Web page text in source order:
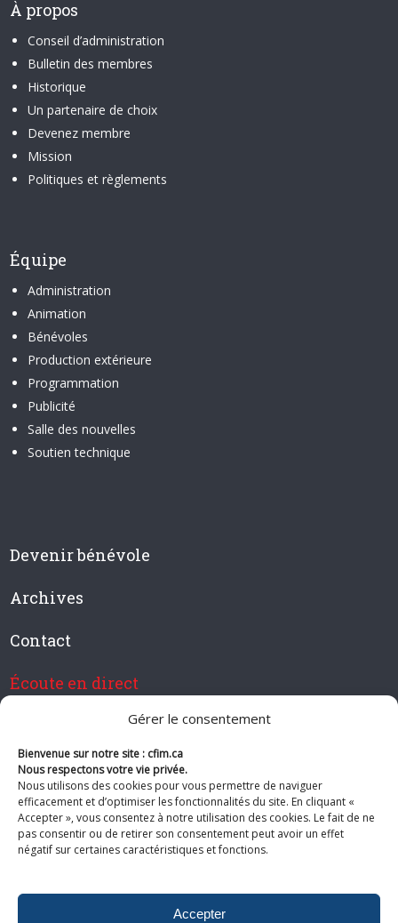
Gérer le consentement
Bienvenue sur notre site : cfim.ca
Nous respectons votre vie privée.
Nous utilisons des cookies pour vous permettre de naviguer
efficacement et d’optimiser les fonctionnalités du site. En cliquant «
Accepter », vous consentez à notre utilisation des cookies. Le fait de ne
pas consentir ou de retirer son consentement peut avoir un effet
négatif sur certaines caractéristiques et fonctions.
Accepter
À propos
Conseil d’administration
Bulletin des membres
Historique
Un partenaire de choix
Devenez membre
Mission
Politiques et règlements
Équipe
Administration
Animation
Bénévoles
Production extérieure
Programmation
Publicité
Salle des nouvelles
Soutien technique
Devenir bénévole
Archives
Contact
Écoute en direct
Devenir membre de CFIM
Suivez-nous